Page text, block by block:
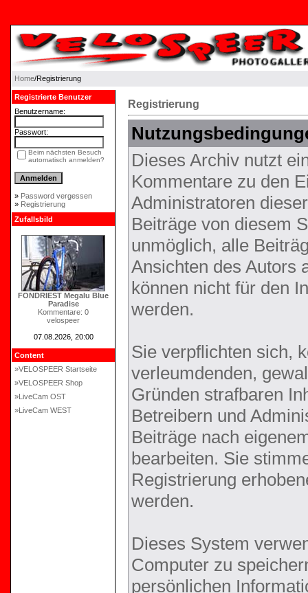
Home/Registrierung
Registrierte Benutzer
Benutzername:
Passwort:
Beim nächsten Besuch
automatisch anmelden?
» Password vergessen
» Registrierung
Zufallsbild
FONDRIEST Megalu Blue
Paradise
Kommentare: 0
velospeer
07.08.2026, 20:00
Content
»VELOSPEER Startseite
»VELOSPEER Shop
»LiveCam OST
»LiveCam WEST
Registrierung
Dieses Archiv nutzt
Kommentare zu den
Administratoren
Beiträge von diesem
unmöglich, alle
Ansichten des Autors
können nicht für den
werden.
Sie verpflichten sich,
verleumdenden,
Gründen strafbaren
Betreibern und
Beiträge nach
bearbeiten. Sie
Registrierung
werden.
Dieses System
Computer zu
persönlichen